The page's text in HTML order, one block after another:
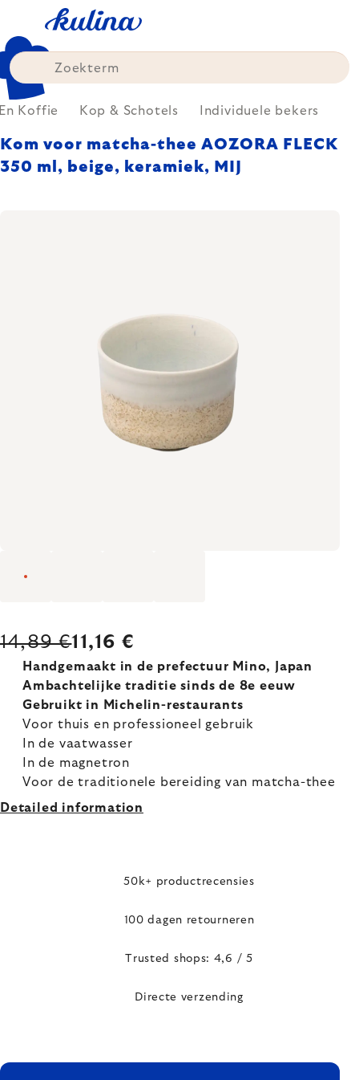
content
Koffie Kop & Schotels Individuele bekers
Kom voor matcha-thee AOZORA FLECK
350 ml, beige, keramiek, MIJ
14,89 €11,16 €
Handgemaakt in de prefectuur Mino, Japan
Ambachtelijke traditie sinds de 8e eeuw
Gebruikt in Michelin-restaurants
Voor thuis en professioneel gebruik
In de vaatwasser
In de magnetron
Voor de traditionele bereiding van matcha-thee
Detailed information
50k+ productrecensies
100 dagen retourneren
Trusted shops: 4,6 / 5
Directe verzending
FOOTER